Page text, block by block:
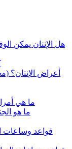
(أعراض الإنتان؟
ما هي
ما هو
قواعد وساعات